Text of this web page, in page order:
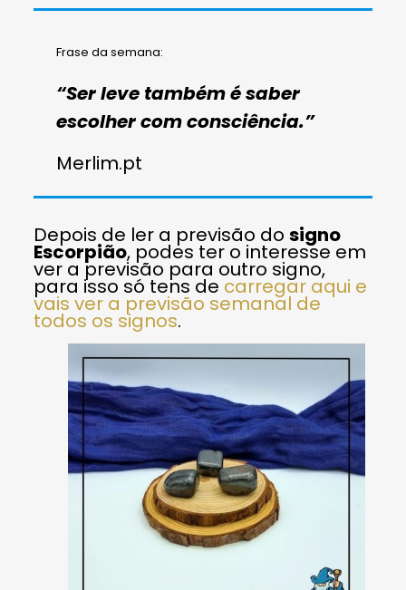
Frase da semana:
“Ser leve também é saber
escolher com consciência.”
Merlim.pt
Depois de ler a previsão do signo
Escorpião, podes ter o interesse em
ver a previsão para outro signo,
para isso só tens de carregar aqui e
vais ver a previsão semanal de
todos os signos.